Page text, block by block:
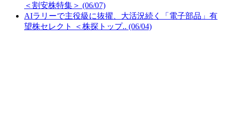
＜割安株特集＞ (06/07)
AIラリーで主役級に抜擢、大活況続く「電子部品」有
望株セレクト ＜株探トップ.. (06/04)